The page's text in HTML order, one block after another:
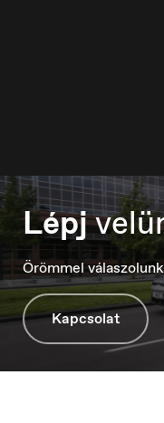
Hungary
Magyar
Lépj
Örömmel
Kapcsolat